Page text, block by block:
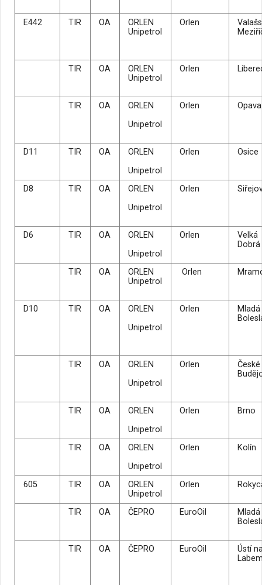
E442 TIR OA
ORLEN
Unipetrol
Orlen
TIR OA
ORLEN
Unipetrol
Orlen
TIR OA
ORLEN
Unipetrol
Orlen Opava
D11 TIR OA
ORLEN
Unipetrol
Orlen Osice
D8 TIR OA
ORLEN
Unipetrol
Orlen
D6 TIR OA
ORLEN
Unipetrol
Orlen
Velká
Dobrá
TIR OA
ORLEN
Unipetrol
Orlen
D10 TIR OA
ORLEN
Unipetrol
Orlen
Mladá
TIR OA
ORLEN
Unipetrol
Orlen
České
TIR OA
ORLEN
Unipetrol
Orlen Brno
TIR OA
ORLEN
Unipetrol
Orlen Kolín
605 TIR OA
ORLEN
Unipetrol
Orlen
TIR OA ČEPRO EuroOil
Mladá
TIR OA ČEPRO EuroOil
Ústí